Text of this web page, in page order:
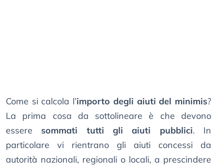
Come si calcola l’importo degli aiuti del minimis?
La prima cosa da sottolineare è che devono
essere sommati tutti gli aiuti pubblici. In
particolare vi rientrano gli aiuti concessi da
autorità nazionali, regionali o locali, a prescindere